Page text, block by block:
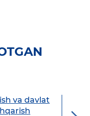
va davlat